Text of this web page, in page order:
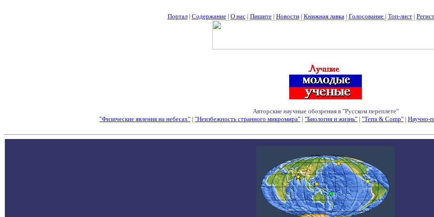
Портал| Содержание| О нас| Пишите| Новости| Книжная лавка| Голосование | Топ-лист|
Авторские научные обозрения в "Русском переплете"
"Физические явления на небесах" | "Неизбежность странного микромира" | "Биология и жизнь" | "Terra & Comp" | Научно-